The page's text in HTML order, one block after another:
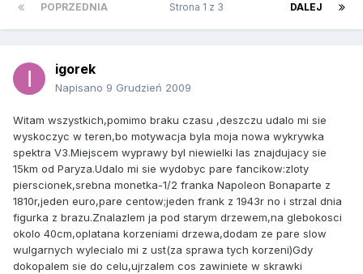
POPRZEDNIA DALEJ
Strona 1 z 3
igorek
Napisano 9 Grudzień 2009
Witam wszystkich,pomimo braku czasu ,deszczu udalo mi sie
wyskoczyc w teren,bo motywacja byla moja nowa wykrywka
spektra V3.Miejscem wyprawy byl niewielki las znajdujacy sie
15km od Paryza.Udalo mi sie wydobyc pare fancikow:zloty
pierscionek,srebna monetka-1/2 franka Napoleon Bonaparte z
1810r,jeden euro,pare centow;jeden frank z 1943r no i strzal dnia
figurka z brazu.Znalazlem ja pod starym drzewem,na glebokosci
okolo 40cm,oplatana korzeniami drzewa,dodam ze pare slow
wulgarnych wylecialo mi z ust(za sprawa tych korzeni)Gdy
dokopalem sie do celu,ujrzalem cos zawiniete w skrawki